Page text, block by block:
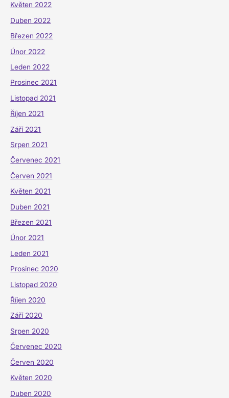
Květen 2022
Duben 2022
Březen 2022
Únor 2022
Leden 2022
Prosinec 2021
Listopad 2021
Říjen 2021
Září 2021
Srpen 2021
Červenec 2021
Červen 2021
Květen 2021
Duben 2021
Březen 2021
Únor 2021
Leden 2021
Prosinec 2020
Listopad 2020
Říjen 2020
Září 2020
Srpen 2020
Červenec 2020
Červen 2020
Květen 2020
Duben 2020